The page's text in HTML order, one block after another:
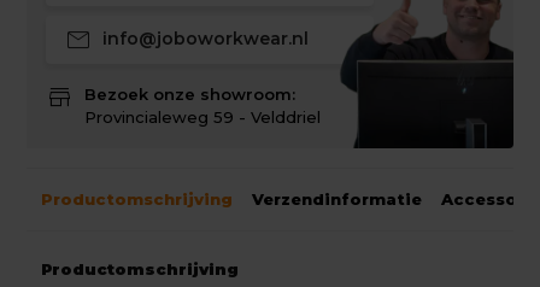
mail info@joboworkwear.nl
store
Bezoek onze showroom:
Provincialeweg 59 - Velddriel
Productomschrijving Verzendinformatie
Productomschrijving